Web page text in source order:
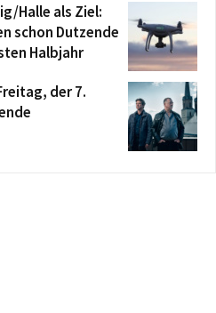
Halle als Ziel:
schon Dutzende
Halbjahr
der 7.